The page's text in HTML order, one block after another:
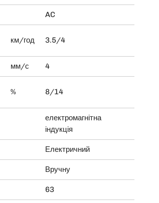
AC
км/год 3.5/4
мм/с 4
% 8/14
електромагнітна
індукція
Електричний
Вручну
63